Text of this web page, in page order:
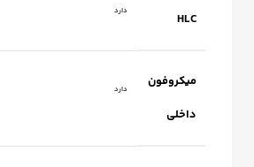
HLC دارد
میکروفون
داخلی
دارد